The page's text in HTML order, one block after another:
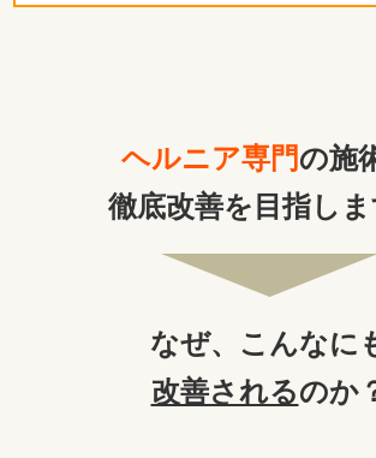
ヘルニア専門の施
徹底改善を目指しま
なぜ、 こんなに
改善されるのか